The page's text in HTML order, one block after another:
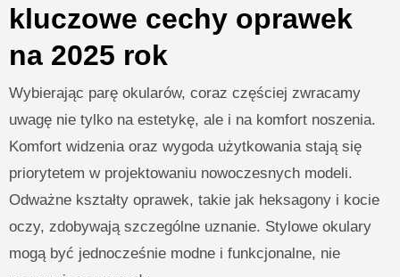
kluczowe cechy oprawek
na 2025 rok
Wybierając parę okularów, coraz częściej zwracamy
uwagę nie tylko na estetykę, ale i na komfort noszenia.
Komfort widzenia oraz wygoda użytkowania stają się
priorytetem w projektowaniu nowoczesnych modeli.
Odważne kształty oprawek, takie jak heksagony i kocie
oczy, zdobywają szczególne uznanie. Stylowe okulary
mogą być jednocześnie modne i funkcjonalne, nie